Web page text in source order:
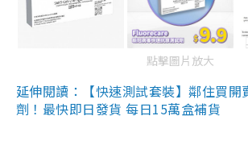
點擊圖片放大
延伸閱讀：【快速測試套裝】鄰住買開
劑！最快即日發貨 每日15萬盒補貨